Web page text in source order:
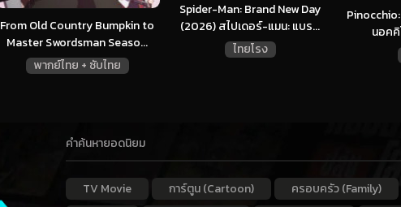
From Old Country Bumpkin to
Master Swordsman Seaso...
พากย์ไทย + ซับไทย
Spider-Man: Brand New Day
(2026) สไปเดอร์-แมน: แบร...
ไทยโรง
นอคคิ
คำค้นหายอดนิยม
TV Movie การ์ตูน (Cartoon) ครอบครัว (Family)